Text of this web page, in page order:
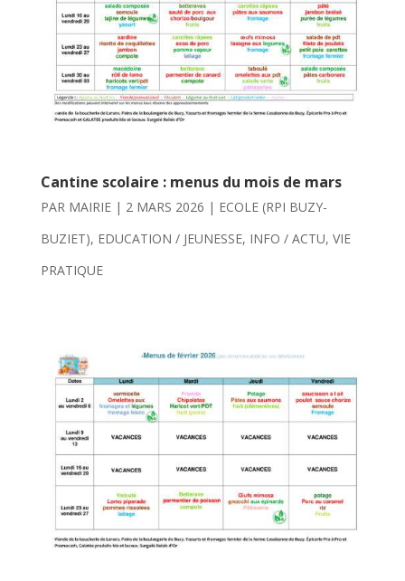
Cantine scolaire : menus du mois de mars
PAR MAIRIE| 2 MARS 2026 | ECOLE (RPI BUZY-
BUZIET), EDUCATION / JEUNESSE, INFO / ACTU, VIE
PRATIQUE